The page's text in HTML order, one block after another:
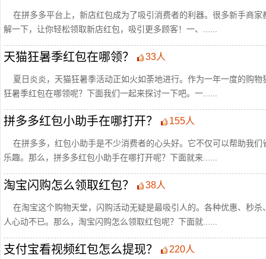
在拼多多平台上，新店红包成为了吸引消费者的利器。很多新手商
解一下，让你轻松领取新店红包，吸引更多顾客！一、......
天猫狂暑季红包在哪领？ 33人
夏日炎炎，天猫狂暑季活动正如火如荼地进行。作为一年一度的购
狂暑季红包在哪领呢？下面我们一起来探讨一下吧。一......
拼多多红包小助手在哪打开？ 155人
在拼多多，红包小助手是不少消费者的心头好。它不仅可以帮助我
乐趣。那么，拼多多红包小助手在哪打开呢？下面就来......
淘宝闪购怎么领取红包？ 38人
在淘宝这个购物天堂，闪购活动无疑是最吸引人的。各种优惠、秒
人心动不已。那么，淘宝闪购怎么领取红包呢？下面就......
支付宝看视频红包怎么提现？ 220人